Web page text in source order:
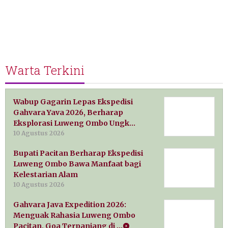
Warta Terkini
Wabup Gagarin Lepas Ekspedisi
Gahvara Yava 2026, Berharap
Eksplorasi Luweng Ombo Ungk…
10 Agustus 2026
Bupati Pacitan Berharap Ekspedisi
Luweng Ombo Bawa Manfaat bagi
Kelestarian Alam
10 Agustus 2026
Gahvara Java Expedition 2026:
Menguak Rahasia Luweng Ombo
Pacitan, Goa Terpanjang di …